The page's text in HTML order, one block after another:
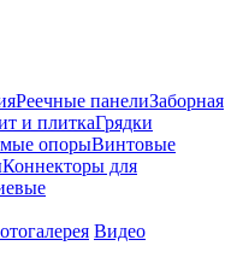
Реечные панелиЗаборная
и плиткаГрядки
опорыВинтовые
Коннекторы для
Видео